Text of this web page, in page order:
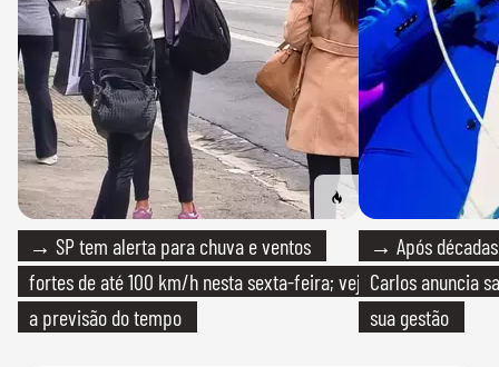
→ SP tem alerta para chuva e ventos
fortes de até 100 km/h nesta sexta-feira; veja
a previsão do tempo
→ Após
Carlos anuncia
sua gestão